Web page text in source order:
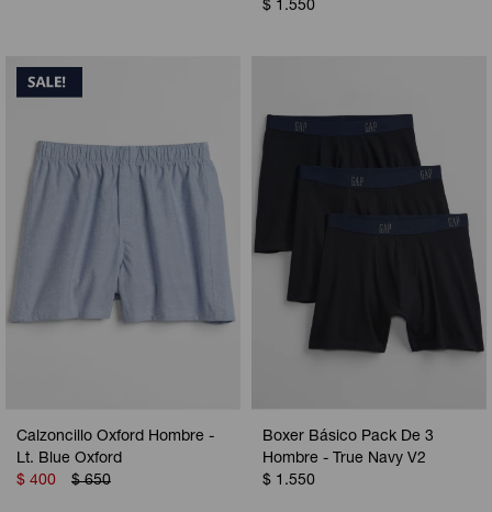
$ 1.550
Calzoncillo Oxford Hombre -
Lt. Blue Oxford
$ 400 $ 650
Boxer Básico Pack De 3
Hombre - True Navy V2
$ 1.550